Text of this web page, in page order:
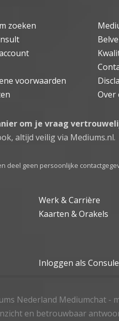
zoeken
voorwaarden
Over
om je vraag
altijd veilig via Mediums.nl.
deel geen persoonlijke
Werk & Carrière
Kaarten & Orakels
Inloggen als
Nederland Mediumchat -
en betrouwbaar